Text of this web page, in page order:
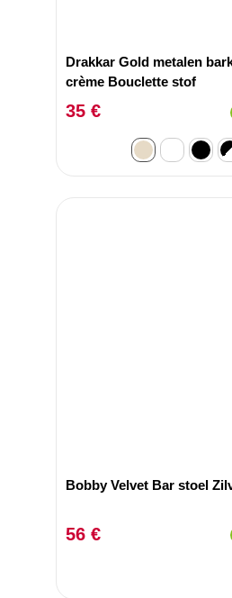
Drakkar Gold metalen
crème Bouclette stof
35 €
Bobby Velvet Bar stoel
56 €